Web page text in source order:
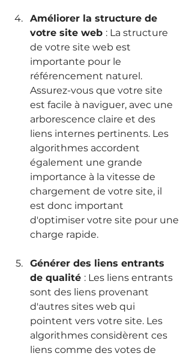
Améliorer la structure de
votre site web : La structure
de votre site web est
importante pour le
référencement naturel.
Assurez-vous que votre site
est facile à naviguer, avec une
arborescence claire et des
liens internes pertinents. Les
algorithmes accordent
également une grande
importance à la vitesse de
chargement de votre site, il
est donc important
d'optimiser votre site pour une
charge rapide.
Générer des liens entrants
de qualité : Les liens entrants
sont des liens provenant
d'autres sites web qui
pointent vers votre site. Les
algorithmes considèrent ces
liens comme des votes de